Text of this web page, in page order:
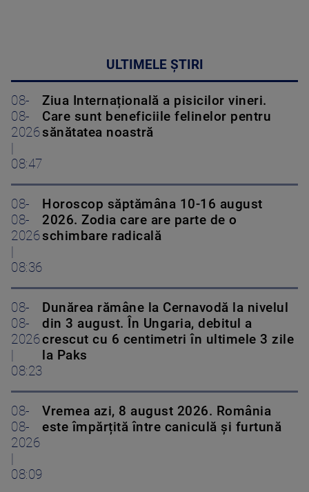
ULTIMELE ȘTIRI
08-
08-
2026
08:47
Ziua Internațională a pisicilor vineri.
Care sunt beneficiile felinelor pentru
sănătatea noastră
08-
08-
2026
08:36
Horoscop săptămâna 10-16 august
2026. Zodia care are parte de o
schimbare radicală
08-
08-
2026
08:23
Dunărea rămâne la Cernavodă la nivelul
din 3 august. În Ungaria, debitul a
crescut cu 6 centimetri în ultimele 3 zile
la Paks
08-
08-
2026
08:09
Vremea azi, 8 august 2026. România
este împărțită între caniculă și furtună